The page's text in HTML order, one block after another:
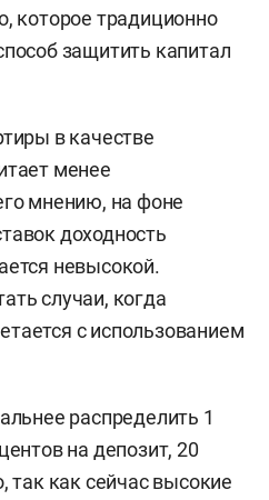
которое традиционно
защитить капитал
в качестве
менее
мнению, на фоне
доходность
невысокой.
случаи, когда
с использованием
распределить 1
на депозит, 20
так как сейчас высокие